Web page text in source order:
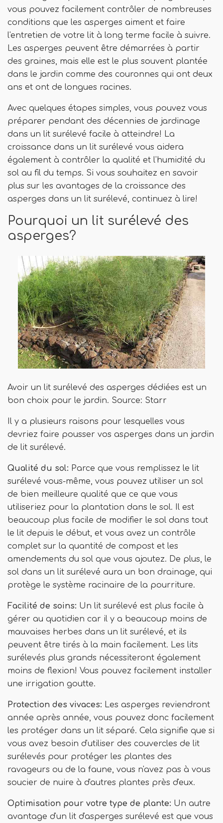
vous pouvez facilement contrôler de nombreuses
conditions que les asperges aiment et faire
l'entretien de votre lit à long terme facile à suivre.
Les asperges peuvent être démarrées à partir
des graines, mais elle est le plus souvent plantée
dans le jardin comme des couronnes qui ont deux
ans et ont de longues racines.
Avec quelques étapes simples, vous pouvez vous
préparer pendant des décennies de jardinage
dans un lit surélevé facile à atteindre! La
croissance dans un lit surélevé vous aidera
également à contrôler la qualité et l'humidité du
sol au fil du temps. Si vous souhaitez en savoir
plus sur les avantages de la croissance des
asperges dans un lit surélevé, continuez à lire!
Pourquoi un lit surélevé des
asperges?
Avoir un lit surélevé des asperges dédiées est un
bon choix pour le jardin. Source: Starr
Il y a plusieurs raisons pour lesquelles vous
devriez faire pousser vos asperges dans un jardin
de lit surélevé.
Qualité du sol: Parce que vous remplissez le lit
surélevé vous-même, vous pouvez utiliser un sol
de bien meilleure qualité que ce que vous
utiliseriez pour la plantation dans le sol. Il est
beaucoup plus facile de modifier le sol dans tout
le lit depuis le début, et vous avez un contrôle
complet sur la quantité de compost et les
amendements du sol que vous ajoutez. De plus, le
sol dans un lit surélevé aura un bon drainage, qui
protège le système racinaire de la pourriture.
Facilité de soins: Un lit surélevé est plus facile à
gérer au quotidien car il y a beaucoup moins de
mauvaises herbes dans un lit surélevé, et ils
peuvent être tirés à la main facilement. Les lits
surélevés plus grands nécessiteront également
moins de flexion! Vous pouvez facilement installer
une irrigation goutte.
Protection des vivaces: Les asperges reviendront
année après année, vous pouvez donc facilement
les protéger dans un lit séparé. Cela signifie que si
vous avez besoin d'utiliser des couvercles de lit
surélevés pour protéger les plantes des
ravageurs ou de la faune, vous n'avez pas à vous
soucier de nuire à d'autres plantes près d'eux.
Optimisation pour votre type de plante: Un autre
avantage d'un lit d'asperges surélevé est que vous